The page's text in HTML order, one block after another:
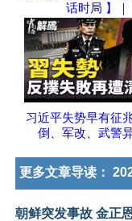
话时局 】｜
习近平失势早有征
倒、军改、武警
更多文章导读：
朝鲜突发事故 金正